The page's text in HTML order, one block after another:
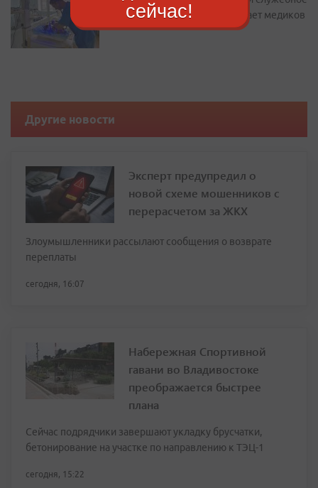
жилье: как Находка привлекает медиков
Другие новости
Эксперт предупредил о
новой схеме мошенников с
перерасчетом за ЖКХ
Злоумышленники рассылают сообщения о возврате
переплаты
сегодня, 16:07
Набережная Спортивной
гавани во Владивостоке
преображается быстрее
плана
Сейчас подрядчики завершают укладку брусчатки,
бетонирование на участке по направлению к ТЭЦ-1
сегодня, 15:22
сейчас!